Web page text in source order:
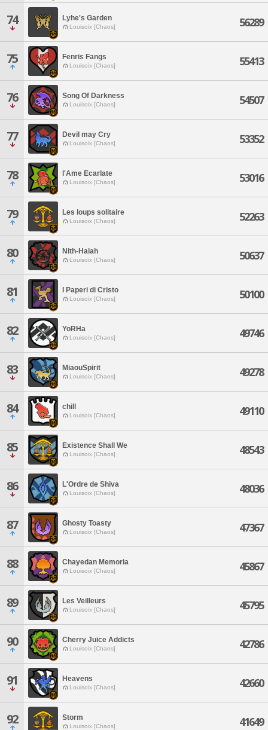
74 Lyhe's Garden
Louisoix [Chaos] 56289
75 Fenris Fangs
Louisoix [Chaos] 55413
76 Song Of Darkness
Louisoix [Chaos] 54507
77 Devil may Cry
Louisoix [Chaos] 53352
78 l'Ame Ecarlate
Louisoix [Chaos] 53016
79 Les loups solitaire
Louisoix [Chaos] 52263
80 Nith-Haiah
Louisoix [Chaos] 50637
81 I Paperi di Cristo
Louisoix [Chaos] 50100
82 YoRHa
Louisoix [Chaos] 49746
83 MiaouSpirit
Louisoix [Chaos] 49278
84 chill
Louisoix [Chaos] 49110
85 Existence Shall We
Louisoix [Chaos] 48543
86 L'Ordre de Shiva
Louisoix [Chaos] 48036
87 Ghosty Toasty
Louisoix [Chaos] 47367
88 Chayedan Memoria
Louisoix [Chaos] 45867
89 Les Veilleurs
Louisoix [Chaos] 45795
90 Cherry Juice Addicts
Louisoix [Chaos] 42786
91 Heavens
Louisoix [Chaos] 42660
92 Storm
Louisoix [Chaos] 41649